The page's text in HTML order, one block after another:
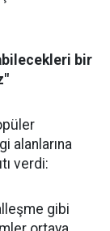
bir
alanlarına
verdi:
gibi